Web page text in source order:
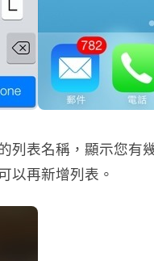
列表名稱，顯示您有
以再新增列表。